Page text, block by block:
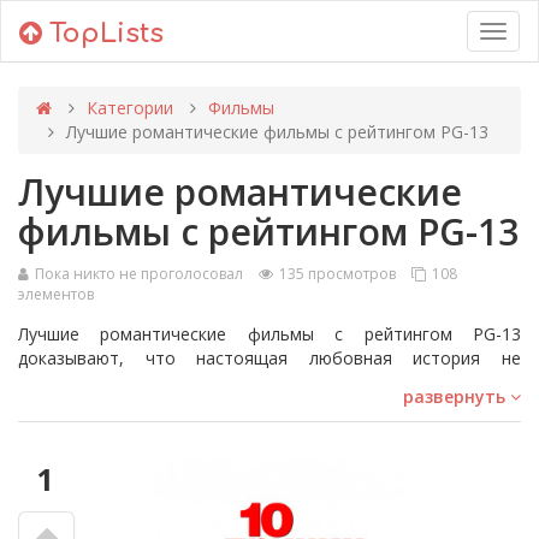
TopLists
Категории
Фильмы
Лучшие романтические фильмы с рейтингом PG-13
Лучшие романтические
фильмы с рейтингом PG-13
Пока никто не проголосовал 135 просмотров
108
элементов
Лучшие романтические фильмы с рейтингом PG-13
доказывают, что настоящая любовная история не
романтические фильмы PG-13 позволяют нам на время
забыть о своей жизни, пока мы наблюдаем, как другие люди
Просмотр хорошего любовного фильма может быть
именно тем утешением, которое вам нужно, если вы
развернуть
1